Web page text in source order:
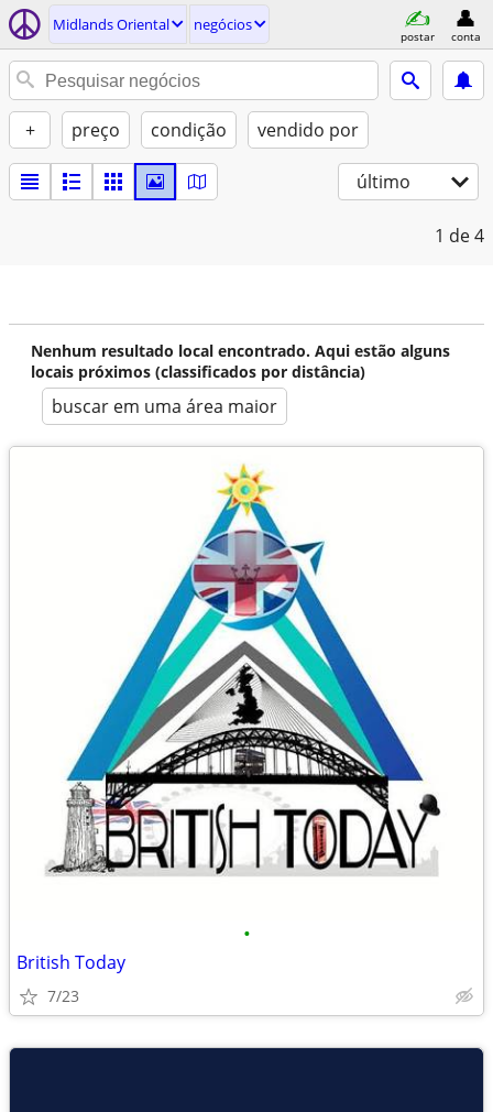
Midlands Oriental negócios
postar conta
+ preço condição vendido por
último
1 de 4
Nenhum resultado local encontrado. Aqui estão alguns
locais próximos (classificados por distância)
buscar em uma área maior
•
British Today
7/23